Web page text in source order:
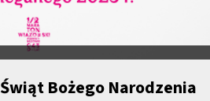
Bożego Narodzenia